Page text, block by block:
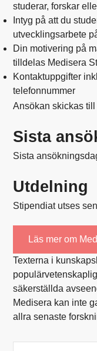
studerar, forskar
Intyg på att du
utvecklingsarbete
Din motivering på
tilldelas Medisera
Kontaktuppgifter
telefonnummer
Ansökan skickas
Sista
Sista
Utdelning
Stipendiat utses
Läs mer om
Texterna i
säkerställda
Medisera kan inte
allra senaste